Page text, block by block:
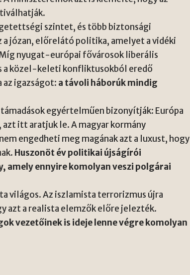
szintet, és több biztonsági
józan, előrelátó politika, amelyet a vidéki
nyugat-európai fővárosok liberális
a közel-keleti konfliktusokból eredő
az igazságot: a távoli háborúk mindig
egyértelműen bizonyítják: Európa
itt aratjuk le. A magyar kormány
engedheti meg magának azt a luxust, hogy
Huszonöt év politikai újságírói
amely ennyire komolyan veszi polgárai
világos. Az iszlamista terrorizmus újra
azt a realista elemzők előre jelezték.
vezetőinek is ideje lenne végre komolyan